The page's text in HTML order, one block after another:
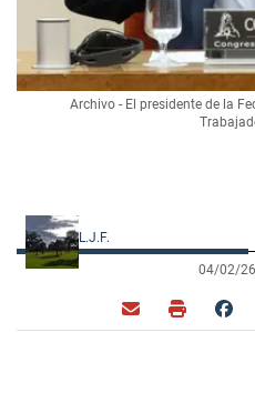
Archivo - El presidente de la
L.J.F.
04/02/